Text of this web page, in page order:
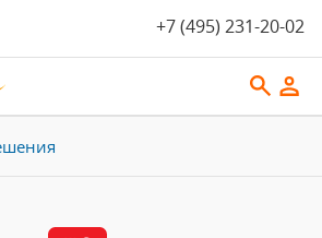
+7 (495) 231-20-02